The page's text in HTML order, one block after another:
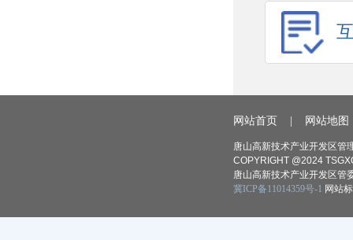
网站首页 网站地图
唐山高新技术产业开发区管
COPYRIGHT @2024
唐山高新技术产业开发区管
冀ICP备11014359号-1 网站